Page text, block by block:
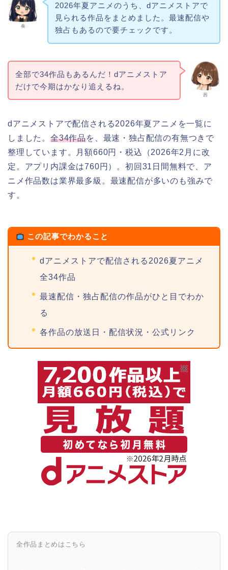
奏
2026年夏アニメのうち、dアニメストアで
見られる作品をまとめました。最速配信や
独占もあるので要チェックです。
茜
全部で34作品もあるんだ！dアニメストア
だけで今期はかなり追えるね。
dアニメストアで配信される2026年夏アニメを一覧に
しました。 全34作品を、最速・独占配信の有無つきで
整理しています。月額660円・税込（2026年2月に改
定。アプリ内課金は760円）。初回31日間無料で、ア
ニメ作品数は業界最多級。最速配信が多いのも強みで
す。
この記事でわかること
dアニメストアで配信される2026夏アニメ
全34作品
最速配信・独占配信の作品がひと目でわか
る
各作品の放送日・配信状況・公式リンク
全作品まとめはこちら